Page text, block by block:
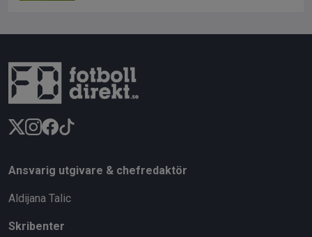
Ansvarig utgivare & chefredaktör
Aldijana Talic
Skribenter